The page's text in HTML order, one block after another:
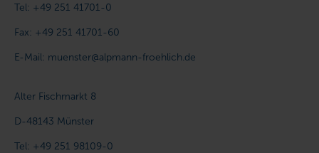
Tel: +49 251 41701-0
Fax: +49 251 41701-60
E-Mail: muenster@alpmann-froehlich.de
Alter Fischmarkt 8
D-48143 Münster
Tel: +49 251 98109-0